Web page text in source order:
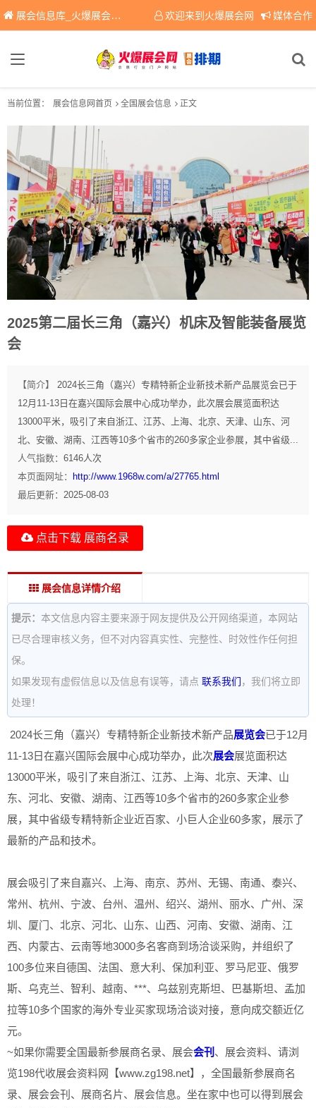
展会信息库_火爆展会网免费展会信息查询平台，提供专业会展服务！ 欢迎来到火爆展会网 媒体合作
当前位置： 展会信息网首页 全国展会信息 正文
2025第二届长三角（嘉兴）机床及智能装备展览
会
【简介】
2024长三角（嘉兴）专精特新企业新技术新产品展览会已于
12月11-13日在嘉兴国际会展中心成功举办，此次展会展览面积达
13000平米，吸引了来自浙江、江苏、上海、北京、天津、山东、河
北、安徽、湖南、江西等10多个省市的260多家企业参展，其中省级...
人气指数： 6146人次
本页面网址：
http://www.1968w.com/a/27765.html
最后更新： 2025-08-03
点击下载 展商名录
展会信息详情介绍
提示： 本文信息内容主要来源于网友提供及公开网络渠道，本网站
已尽合理审核义务，但不对内容真实性、完整性、时效性作任何担
保。
如果发现有虚假信息以及信息有误等，请点 联系我们 ，我们将立即
处理！
2024长三角（嘉兴）专精特新企业新技术新产品展览会已于12月
11-13日在嘉兴国际会展中心成功举办，此次展会展览面积达
13000平米，吸引了来自浙江、江苏、上海、北京、天津、山
东、河北、安徽、湖南、江西等10多个省市的260多家企业参
展，其中省级专精特新企业近百家、小巨人企业60多家，展示了
最新的产品和技术。
展会吸引了来自嘉兴、上海、南京、苏州、无锡、南通、泰兴、
常州、杭州、宁波、台州、温州、绍兴、湖州、丽水、广州、深
圳、厦门、北京、河北、山东、山西、河南、安徽、湖南、江
西、内蒙古、云南等地3000多名客商到场洽谈采购，并组织了
100多位来自德国、法国、意大利、保加利亚、罗马尼亚、俄罗
斯、乌克兰、智利、越南、***、乌兹别克斯坦、巴基斯坦、孟加
拉等10多个国家的海外专业买家现场洽谈对接，意向成交额近亿
元。
~如果你需要全国最新参展商名录、展会会刊 、展会资料、请浏
览198代收展会资料网【www.zg198.net】，全国最新参展商名
录、展会会刊、展商名片、展会信息。坐在家中也可以得到展会